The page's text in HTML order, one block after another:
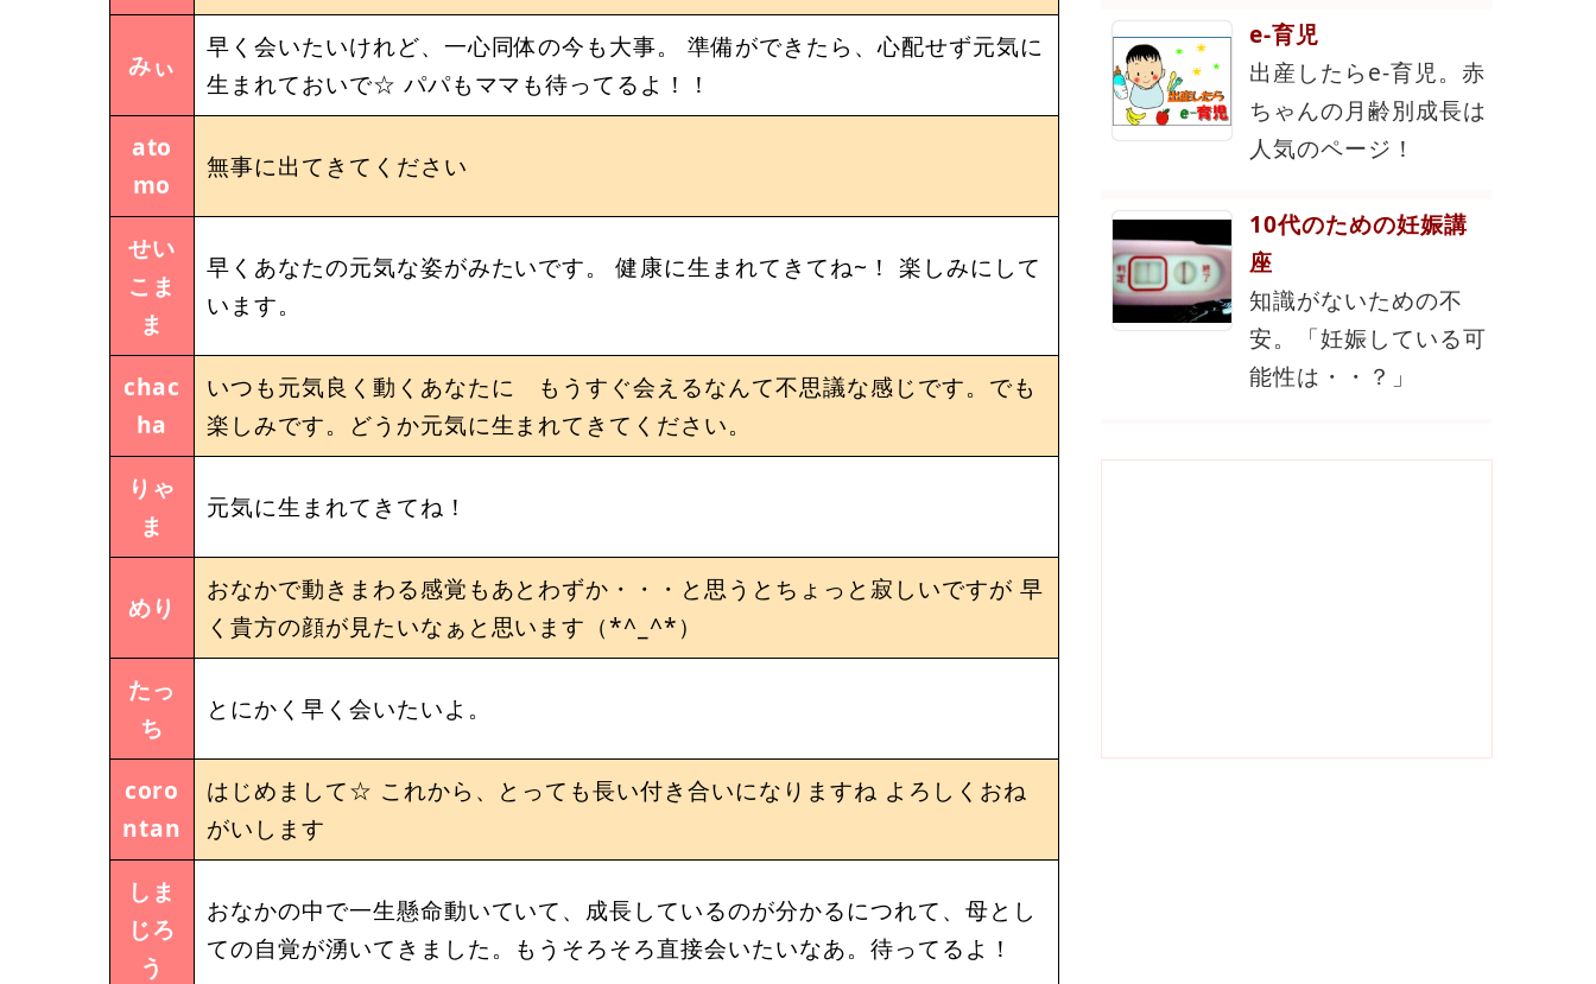
みぃ
早く会いたいけれど、一心同体の今も大事。 準備ができたら、心配せず元気に
生まれておいで☆ パパもママも待ってるよ！！
ato
mo
無事に出てきてください
せい
こま
ま
早くあなたの元気な姿がみたいです。 健康に生まれてきてね~！ 楽しみにして
います。
chac
ha
いつも元気良く動くあなたに もうすぐ会えるなんて不思議な感じです。でも
楽しみです。どうか元気に生まれてきてください。
りゃ
ま
元気に生まれてきてね！
めり
おなかで動きまわる感覚もあとわずか・・・と思うとちょっと寂しいですが 早
く貴方の顔が見たいなぁと思います（*^_^*）
たっ
ち
とにかく早く会いたいよ。
coro
ntan
はじめまして☆ これから、とっても長い付き合いになりますね よろしくおね
がいします
しま
じろ
う
おなかの中で一生懸命動いていて、成長しているのが分かるにつれて、母とし
ての自覚が湧いてきました。もうそろそろ直接会いたいなあ。待ってるよ！
e-育児
出産したらe-育児。赤
ちゃんの月齢別成長は
人気のページ！
10代のための妊娠講
座
知識がないための不
安。「妊娠している可
能性は・・？」